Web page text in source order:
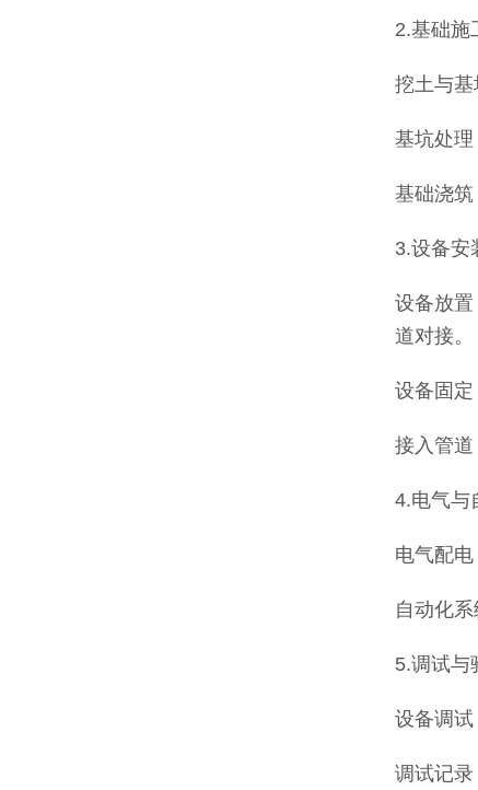
2.基础施
挖土与
基坑处
基础浇
3.设备安
设备放
道对接。
设备固
接入管
4.电气与
电气配
自动化
5.调试与
设备调
调试记